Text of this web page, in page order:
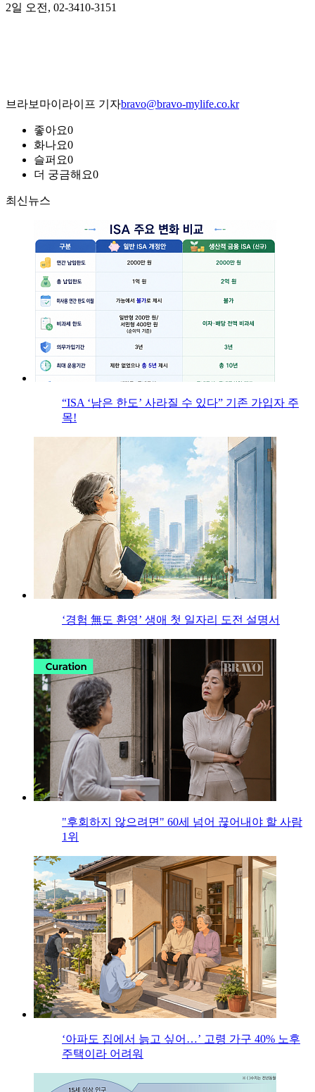
2일 오전, 02-3410-3151
브라보마이라이프 기자bravo@bravo-mylife.co.kr
좋아요0
화나요0
슬퍼요0
더 궁금해요0
최신뉴스
“ISA ‘남은 한도’ 사라질 수 있다” 기존 가입자 주
목!
‘경험 無도 환영’ 생애 첫 일자리 도전 설명서
"후회하지 않으려면" 60세 넘어 끊어내야 할 사람
1위
‘아파도 집에서 늙고 싶어…’ 고령 가구 40% 노후
주택이라 어려워